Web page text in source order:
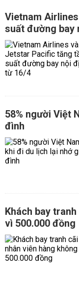
Vietnam
suất đường bay
58% người Việt
đình
Khách bay
vì 500.000 đồng